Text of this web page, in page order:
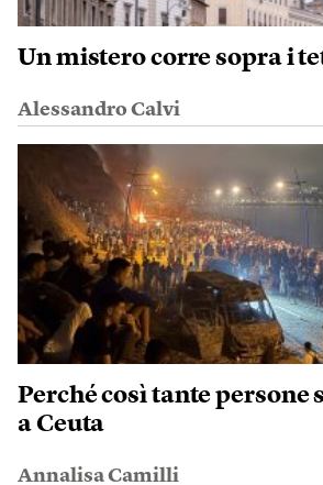
Un mistero corre sopra i
Alessandro Calvi
Perché così tante persone
a Ceuta
Annalisa Camilli